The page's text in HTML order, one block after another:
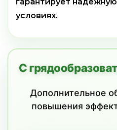
гарантирует
условиях.
С
Дополнительное
повышения